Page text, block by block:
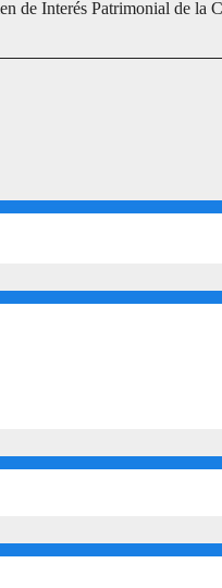
de Interés Patrimonial de la